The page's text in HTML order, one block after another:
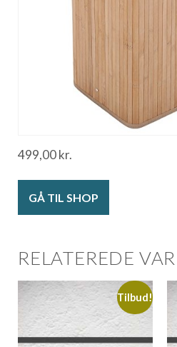
499,00kr.
GÅ TIL SHOP
RELATEREDE
Tilbud!